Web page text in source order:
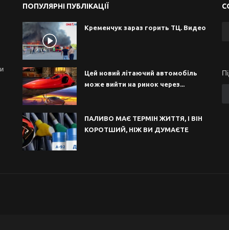
ПОПУЛЯРНІ ПУБЛІКАЦІЇ
Кременчук зараз горить ТЦ. Видео
Цей новий літаючий автомобіль
може вийти на ринок через...
ПАЛИВО МАЄ ТЕРМІН ЖИТТЯ, І ВІН
КОРОТШИЙ, НІЖ ВИ ДУМАЄТЕ